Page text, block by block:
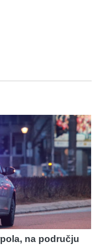
na području